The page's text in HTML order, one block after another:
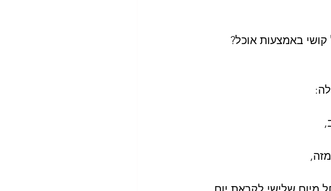
באמצעות אוכל?